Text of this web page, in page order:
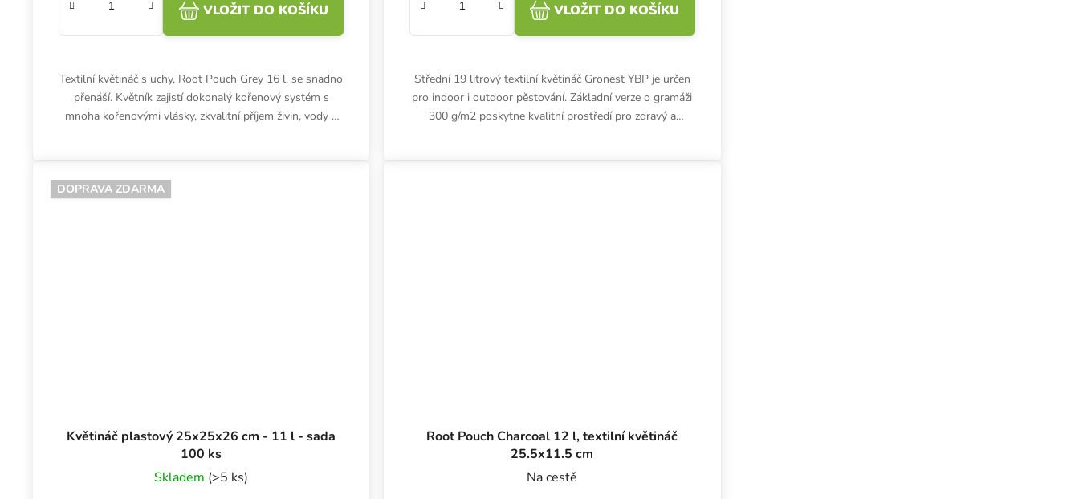
VLOŽIT DO KOŠÍKU
Textilní květináč s uchy, Root Pouch Grey 16 l, se snadno
přenáší. Květník zajistí dokonalý kořenový systém s
mnoha kořenovými vlásky, zkvalitní příjem živin, vody a
VLOŽIT DO KOŠÍKU
Střední 19 litrový textilní květináč Gronest YBP je určen
pro indoor i outdoor pěstování. Základní verze o gramáži
300 g/m2 poskytne kvalitní prostředí pro zdravý a
DOPRAVA ZDARMA
Květináč plastový 25x25x26 cm - 11 l - sada
100 ks
Skladem (>5 ks)
Root Pouch Charcoal 12 l, textilní květináč
25.5x11.5 cm
Na cestě